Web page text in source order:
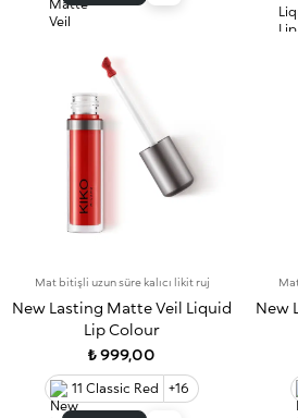
Mat bitişli uzun süre kalıcı likit ruj
New Lasting Matte Veil Liquid
Lip Colour
₺ 999,00
11 Classic Red +16
New